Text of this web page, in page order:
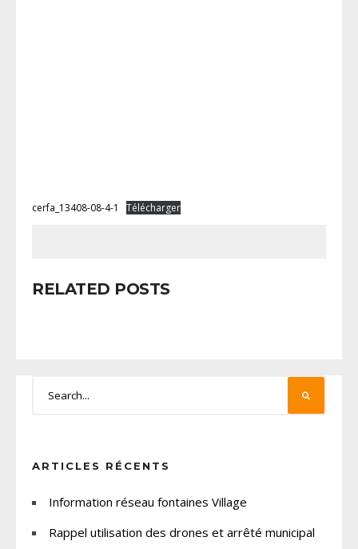
cerfa_13408-08-4-1 Télécharger
RELATED POSTS
ARTICLES RÉCENTS
Information réseau fontaines Village
Rappel utilisation des drones et arrêté municipal